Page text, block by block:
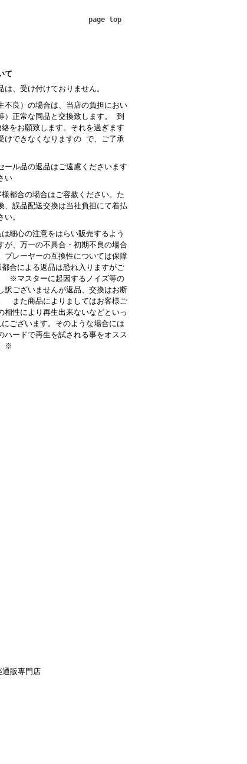
page top
て
は、受け付けておりません。
不良）の場合は、当店の負担におい
）正常な同品と交換致します。 到
をお願致します。それを過ぎます
けできなくなりますの で、ご了承
ール品の返品はご遠慮くださいます
い
都合の場合はご容赦ください。た
、誤品配送交換は当社負担にて着払
。
心の注意をはらい販売するよう
が、万一の不具合・初期不良の場合
プレーヤーの互換性については保障
による返品は恐れ入りますがご
※マスターに起因するノイズ等の
訳ございませんが返品、交換はお断
また商品によりましてはお客様ご
相性により再生出来ないなどといっ
ございます。そのような場合には
ハードで再生を試される事をオスス
※
販専門店